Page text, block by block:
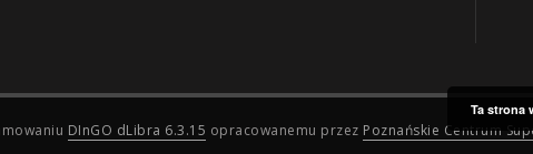
DInGO dLibra 6.3.15 opracowanemu przez Poznańskie Centrum
Ta strona